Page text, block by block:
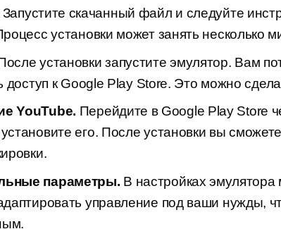
Запустите скачанный файл и следуйте
установки может занять несколько
установки запустите эмулятор. Вам
доступ к Google Play Store. Это можно
YouTube. Перейдите в Google Play Store
его. После установки вы
параметры. В настройках
управление под ваши нужды,